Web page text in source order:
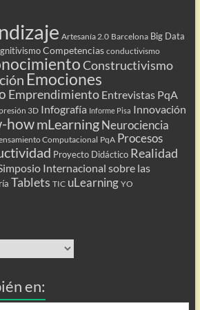
Artesanía 2.0 Barcelona Big Data
Competencias conductivismo
Constructivismo
Emociones
Emprendimiento Entrevistas PqA
3D Infografía Informe Pisa Innovación
howmLearning Neurociencia
Computacional PqA Procesos
Proyecto Didáctico Realidad
Internacional sobre las
Tablets TIC uLearning YO
en: